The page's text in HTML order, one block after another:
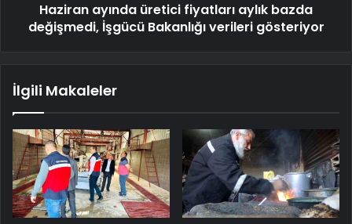
Haziran ayında üretici fiyatları aylık bazda
değişmedi, İşgücü Bakanlığı verileri gösteriyor
İlgili Makaleler